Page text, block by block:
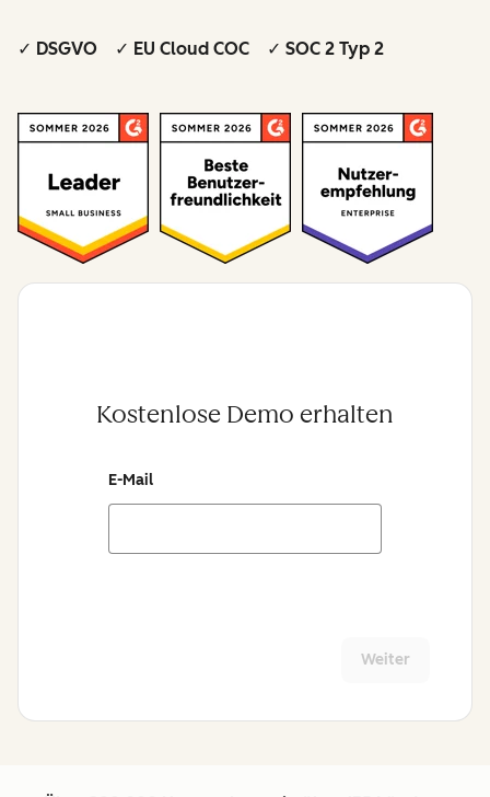
✓ DSGVO ✓ EU Cloud COC ✓ SOC 2 Typ 2
Kostenlose Demo erhalten
E-Mail
Weiter